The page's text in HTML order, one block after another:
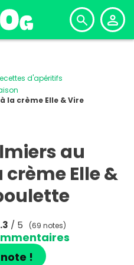
d'apéritifs
la crème Elle & Vire
au
Elle &
/ 5 (69 notes)
!